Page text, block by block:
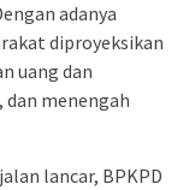
adanya
diproyeksikan
uang dan
menengah
lancar, BPKPD